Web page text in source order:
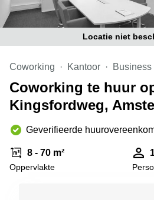
Coworking
space
Breda
Coworking
in Arnhem
Coworking
Hilversum
Coworking
space
Zwolle
Locatie niet
Coworking Kantoor Business
Coworking te huur
Kingsfordweg,
Geverifieerde
8 - 70 m²
Oppervlakte